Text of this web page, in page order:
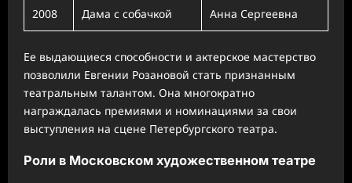
2008 Дама с собачкой Анна Сергеевна
Ее выдающиеся способности и актерское мастерство
позволили Евгении Розановой стать признанным
театральным талантом. Она многократно
награждалась премиями и номинациями за свои
выступления на сцене Петербургского театра.
Роли в Московском художественном театре